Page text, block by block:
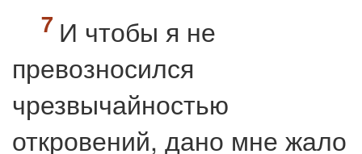
И чтобы я не
превозносился
чрезвычайностью
откровений, дано мне жало